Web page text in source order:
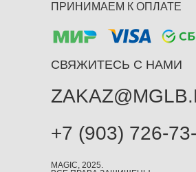
MAGIC, 2025.
ПРИНИМАЕМ К ОПЛАТЕ
СВЯЖИТЕСЬ С НАМИ
+7 (903) 726-